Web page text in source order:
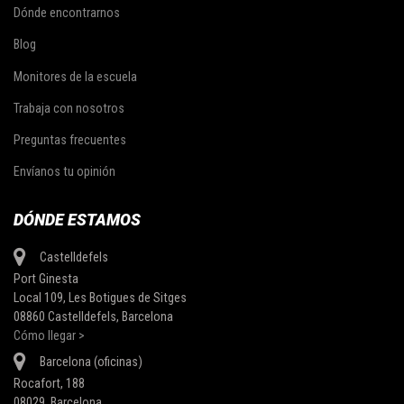
Dónde encontrarnos
Blog
Monitores de la escuela
Trabaja con nosotros
Preguntas frecuentes
Envíanos tu opinión
DÓNDE ESTAMOS
Castelldefels
Port Ginesta
Local 109, Les Botigues de Sitges
08860 Castelldefels, Barcelona
Cómo llegar >
Barcelona (oficinas)
Rocafort, 188